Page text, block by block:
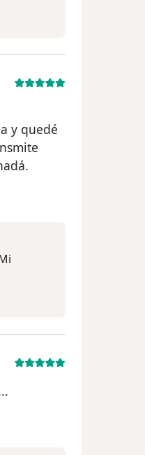
y quedé
Sarai Gutiérrez
del usuario Hannah Quintero